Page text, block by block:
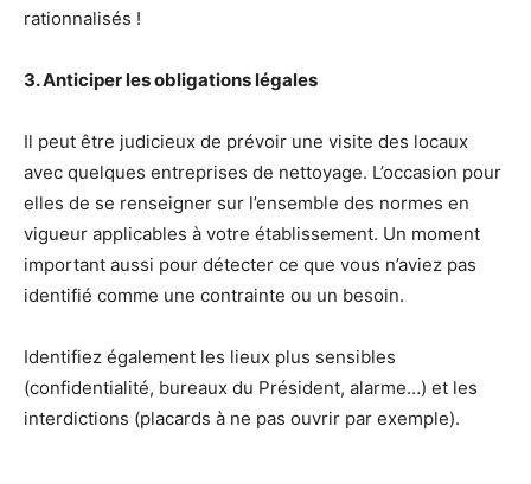
rationnalisés !
3. Anticiper les obligations légales
Il peut être judicieux de prévoir une visite des locaux
avec quelques entreprises de nettoyage. L’occasion pour
elles de se renseigner sur l’ensemble des normes en
vigueur applicables à votre établissement. Un moment
important aussi pour détecter ce que vous n’aviez pas
identifié comme une contrainte ou un besoin.
Identifiez également les lieux plus sensibles
(confidentialité, bureaux du Président, alarme…) et les
interdictions (placards à ne pas ouvrir par exemple).